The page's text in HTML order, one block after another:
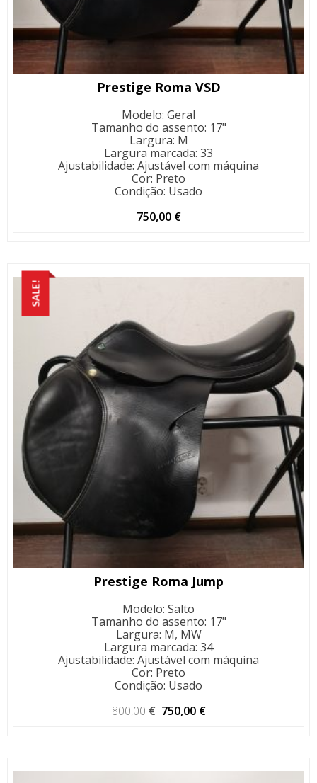
Prestige Roma VSD
Modelo: Geral
Tamanho do assento: 17"
Largura: M
Largura marcada: 33
Ajustabilidade: Ajustável com máquina
Cor: Preto
Condição: Usado
750,00 €
SALE!
Prestige Roma Jump
Modelo: Salto
Tamanho do assento: 17"
Largura: M, MW
Largura marcada: 34
Ajustabilidade: Ajustável com máquina
Cor: Preto
Condição: Usado
800,00€ O
750,00 €